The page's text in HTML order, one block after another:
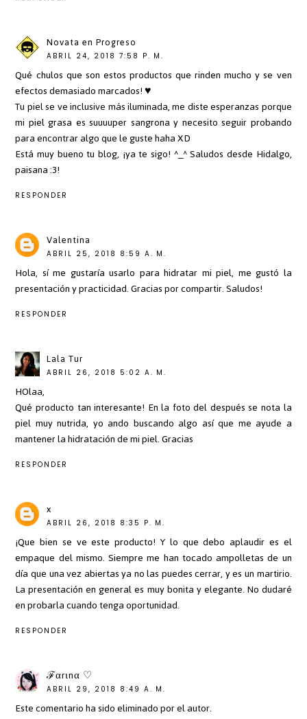
Novata en Progreso
ABRIL 24, 2018 7:58 P. M.
Qué chulos que son estos productos que rinden mucho y se ven
efectos demasiado marcados! ♥
Tu piel se ve inclusive más iluminada, me diste esperanzas porque
mi piel grasa es suuuuper sangrona y necesito seguir probando
para encontrar algo que le guste haha XD
Está muy bueno tu blog, ¡ya te sigo! ^_^ Saludos desde Hidalgo,
paisana :3!
RESPONDER
Valentina
ABRIL 25, 2018 8:59 A. M.
Hola, sí me gustaría usarlo para hidratar mi piel, me gustó la
presentación y practicidad. Gracias por compartir. Saludos!
RESPONDER
Lala Tur
ABRIL 26, 2018 5:02 A. M.
HOlaa,
Qué producto tan interesante! En la foto del después se nota la
piel muy nutrida, yo ando buscando algo así que me ayude a
mantener la hidratación de mi piel. Gracias
RESPONDER
x
ABRIL 26, 2018 8:35 P. M.
¡Que bien se ve este producto! Y lo que debo aplaudir es el
empaque del mismo. Siempre me han tocado ampolletas de un
día que una vez abiertas ya no las puedes cerrar, y es un martirio.
La presentación en general es muy bonita y elegante. No dudaré
en probarla cuando tenga oportunidad.
RESPONDER
ℱαrιnα ♡
ABRIL 29, 2018 8:49 A. M.
Este comentario ha sido eliminado por el autor.